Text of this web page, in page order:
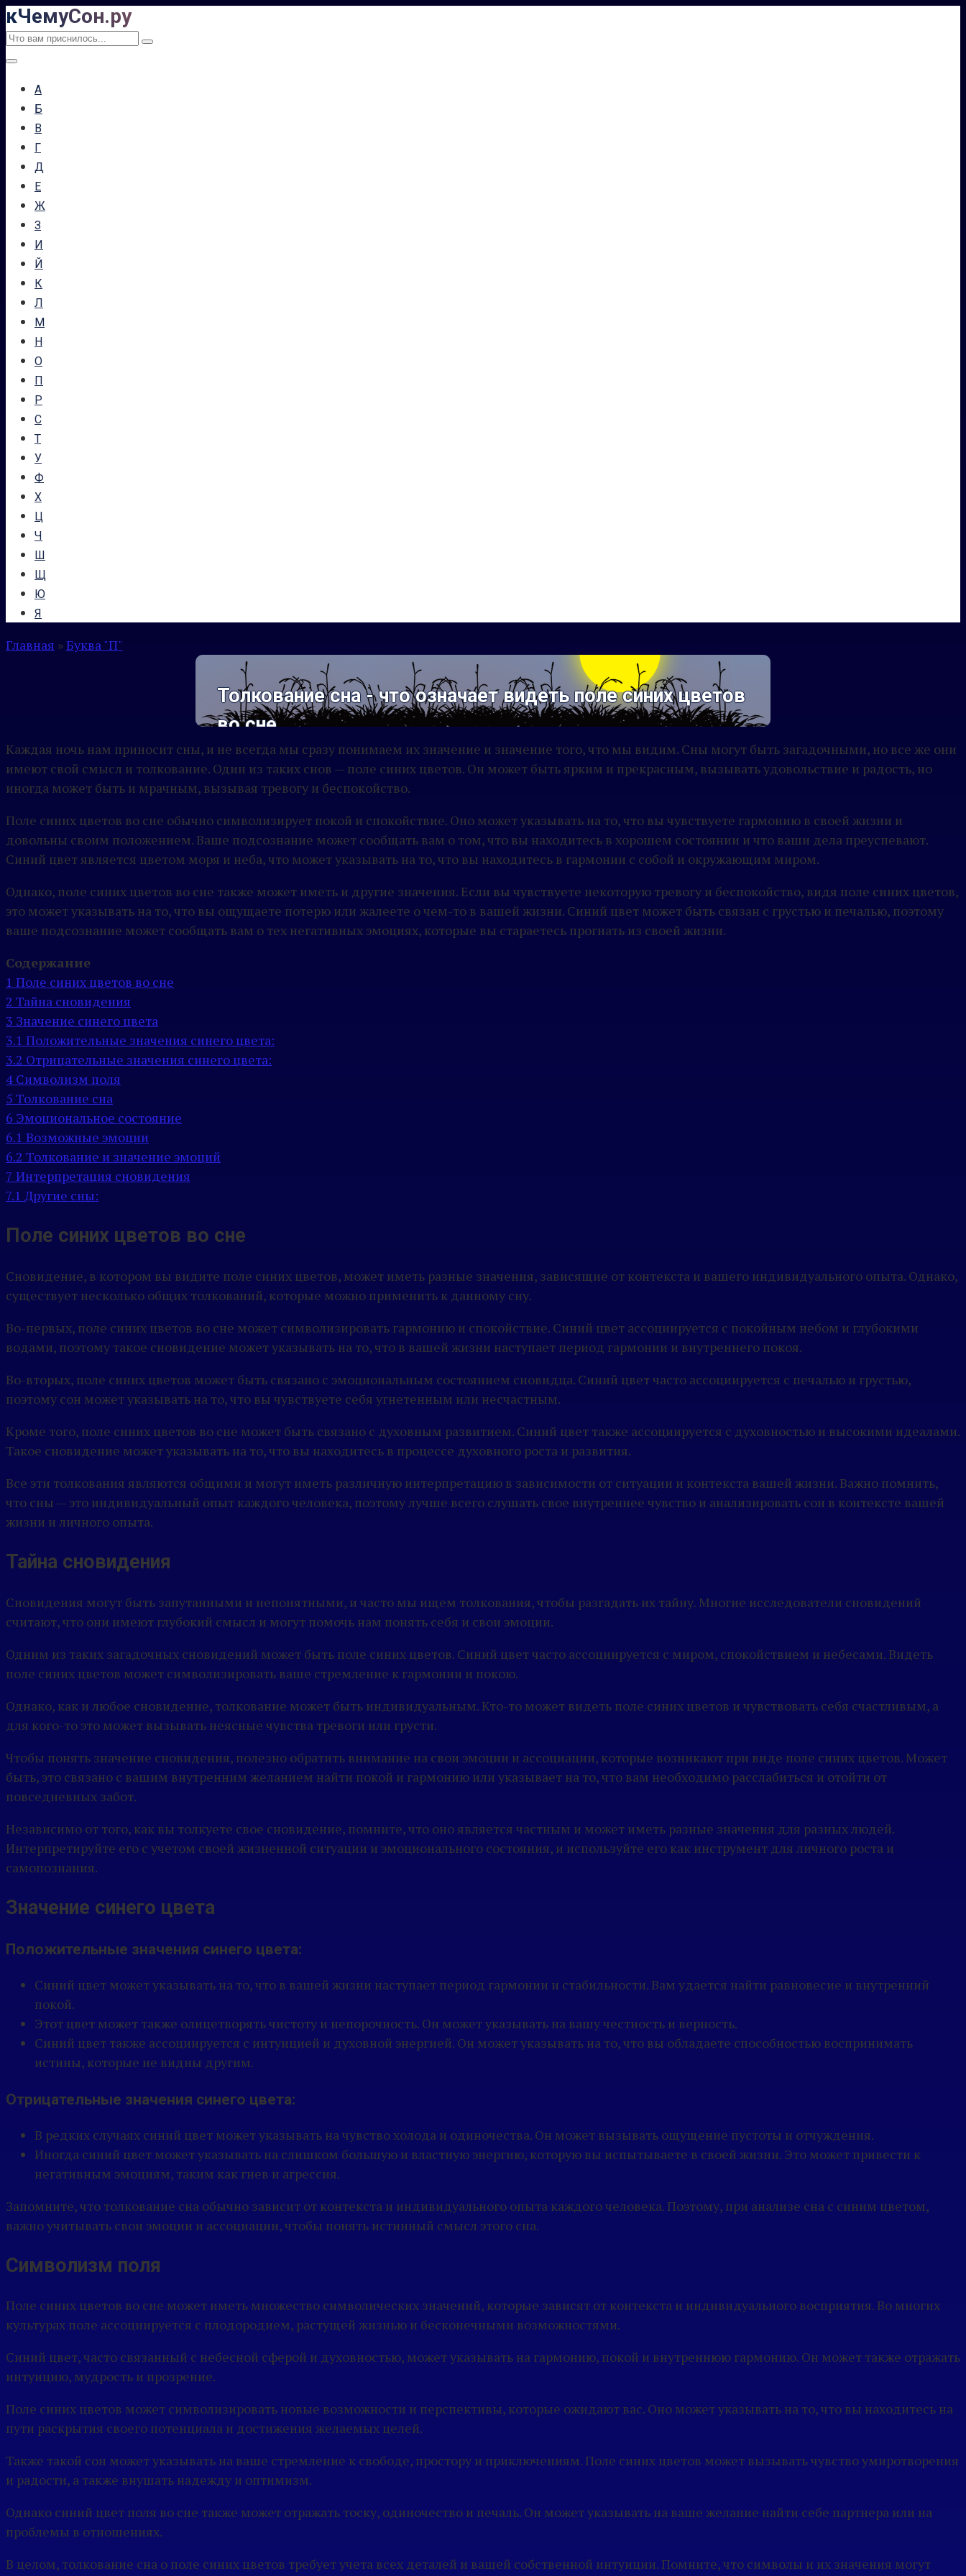
Перейти
к
кЧемуСон.ру
Поиск:
А
Б
В
Г
Д
Е
Ж
З
И
Й
К
Л
М
Н
О
П
Р
С
Т
У
Ф
Х
Ц
Ч
Ш
Щ
Ю
Я
Главная »Буква "П"
Толкование сна - что означает видеть поле синих цветов
во сне
Каждая ночь нам приносит сны, и не всегда мы сразу понимаем их значение и значение того, что мы видим. Сны могут быть загадочными, но все же они
имеют свой смысл и толкование. Один из таких снов — поле синих цветов. Он может быть ярким и прекрасным, вызывать удовольствие и радость, но
иногда может быть и мрачным, вызывая тревогу и беспокойство.
Поле синих цветов во сне обычно символизирует покой и спокойствие. Оно может указывать на то, что вы чувствуете гармонию в своей жизни и
довольны своим положением. Ваше подсознание может сообщать вам о том, что вы находитесь в хорошем состоянии и что ваши дела преуспевают.
Синий цвет является цветом моря и неба, что может указывать на то, что вы находитесь в гармонии с собой и окружающим миром.
Однако, поле синих цветов во сне также может иметь и другие значения. Если вы чувствуете некоторую тревогу и беспокойство, видя поле синих цветов,
это может указывать на то, что вы ощущаете потерю или жалеете о чем-то в вашей жизни. Синий цвет может быть связан с грустью и печалью, поэтому
ваше подсознание может сообщать вам о тех негативных эмоциях, которые вы стараетесь прогнать из своей жизни.
Содержание
1 Поле синих цветов во сне
2 Тайна сновидения
3 Значение синего цвета
3.1 Положительные значения синего цвета:
3.2 Отрицательные значения синего цвета:
4 Символизм поля
5 Толкование сна
6 Эмоциональное состояние
6.1 Возможные эмоции
6.2 Толкование и значение эмоций
7 Интерпретация сновидения
7.1 Другие сны:
Поле синих цветов во сне
Сновидение, в котором вы видите поле синих цветов, может иметь разные значения, зависящие от контекста и вашего индивидуального опыта. Однако,
существует несколько общих толкований, которые можно применить к данному сну.
Во-первых, поле синих цветов во сне может символизировать гармонию и спокойствие. Синий цвет ассоциируется с покойным небом и глубокими
водами, поэтому такое сновидение может указывать на то, что в вашей жизни наступает период гармонии и внутреннего покоя.
Во-вторых, поле синих цветов может быть связано с эмоциональным состоянием сновидца. Синий цвет часто ассоциируется с печалью и грустью,
поэтому сон может указывать на то, что вы чувствуете себя угнетенным или несчастным.
Кроме того, поле синих цветов во сне может быть связано с духовным развитием. Синий цвет также ассоциируется с духовностью и высокими идеалами.
Такое сновидение может указывать на то, что вы находитесь в процессе духовного роста и развития.
Все эти толкования являются общими и могут иметь различную интерпретацию в зависимости от ситуации и контекста вашей жизни. Важно помнить,
что сны — это индивидуальный опыт каждого человека, поэтому лучше всего слушать свое внутреннее чувство и анализировать сон в контексте вашей
жизни и личного опыта.
Тайна сновидения
Сновидения могут быть запутанными и непонятными, и часто мы ищем толкования, чтобы разгадать их тайну. Многие исследователи сновидений
считают, что они имеют глубокий смысл и могут помочь нам понять себя и свои эмоции.
Одним из таких загадочных сновидений может быть поле синих цветов. Синий цвет часто ассоциируется с миром, спокойствием и небесами. Видеть
поле синих цветов может символизировать ваше стремление к гармонии и покою.
Однако, как и любое сновидение, толкование может быть индивидуальным. Кто-то может видеть поле синих цветов и чувствовать себя счастливым, а
для кого-то это может вызывать неясные чувства тревоги или грусти.
Чтобы понять значение сновидения, полезно обратить внимание на свои эмоции и ассоциации, которые возникают при виде поле синих цветов. Может
быть, это связано с вашим внутренним желанием найти покой и гармонию или указывает на то, что вам необходимо расслабиться и отойти от
повседневных забот.
Независимо от того, как вы толкуете свое сновидение, помните, что оно является частным и может иметь разные значения для разных людей.
Интерпретируйте его с учетом своей жизненной ситуации и эмоционального состояния, и используйте его как инструмент для личного роста и
самопознания.
Значение синего цвета
Положительные значения синего цвета:
Синий цвет может указывать на то, что в вашей жизни наступает период гармонии и стабильности. Вам удается найти равновесие и внутренний
покой.
Этот цвет может также олицетворять чистоту и непорочность. Он может указывать на вашу честность и верность.
Синий цвет также ассоциируется с интуицией и духовной энергией. Он может указывать на то, что вы обладаете способностью воспринимать
истины, которые не видны другим.
Отрицательные значения синего цвета:
В редких случаях синий цвет может указывать на чувство холода и одиночества. Он может вызывать ощущение пустоты и отчуждения.
Иногда синий цвет может указывать на слишком большую и властную энергию, которую вы испытываете в своей жизни. Это может привести к
негативным эмоциям, таким как гнев и агрессия.
Запомните, что толкование сна обычно зависит от контекста и индивидуального опыта каждого человека. Поэтому, при анализе сна с синим цветом,
важно учитывать свои эмоции и ассоциации, чтобы понять истинный смысл этого сна.
Символизм поля
Поле синих цветов во сне может иметь множество символических значений, которые зависят от контекста и индивидуального восприятия. Во многих
культурах поле ассоциируется с плодородием, растущей жизнью и бесконечными возможностями.
Синий цвет, часто связанный с небесной сферой и духовностью, может указывать на гармонию, покой и внутреннюю гармонию. Он может также отражать
интуицию, мудрость и прозрение.
Поле синих цветов может символизировать новые возможности и перспективы, которые ожидают вас. Оно может указывать на то, что вы находитесь на
пути раскрытия своего потенциала и достижения желаемых целей.
Также такой сон может указывать на ваше стремление к свободе, простору и приключениям. Поле синих цветов может вызывать чувство умиротворения
и радости, а также внушать надежду и оптимизм.
Однако синий цвет поля во сне также может отражать тоску, одиночество и печаль. Он может указывать на ваше желание найти себе партнера или на
проблемы в отношениях.
В целом, толкование сна о поле синих цветов требует учета всех деталей и вашей собственной интуиции. Помните, что символы и их значения могут